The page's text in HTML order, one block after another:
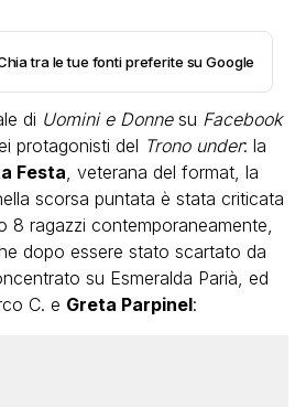
tra le tue fonti preferite su Google
di Uomini e Donnesu Facebook
protagonisti del Trono under: la
Festa, veterana del format, la
scorsa puntata è stata criticata
8 ragazzi contemporaneamente,
dopo essere stato scartato da
su Esmeralda Parià, ed
C. e Greta Parpinel: